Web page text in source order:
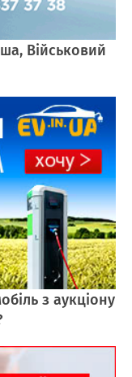
Військовий
з аукціону